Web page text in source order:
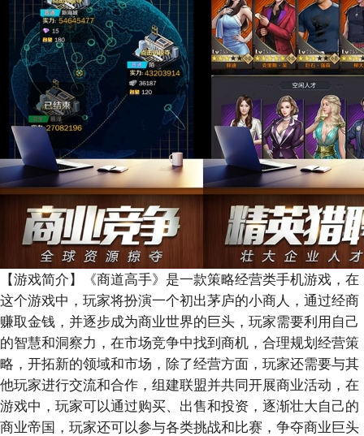
【游戏简介】
《商道高手》是一款策略经营类手机游戏，在
这个游戏中，玩家将扮演一个初出茅庐的小商人，通过经商
赚取金钱，并逐步成为商业世界的巨头，玩家需要利用自己
的智慧和洞察力，在市场竞争中找到商机，合理规划经营策
略，开拓新的领域和市场，除了经营方面，玩家还需要与其
他玩家进行交流和合作，组建联盟并共同开展商业活动，在
游戏中，玩家可以通过购买、出售和投资，逐渐壮大自己的
商业帝国，玩家还可以参与各类挑战和比赛，争夺商业巨头